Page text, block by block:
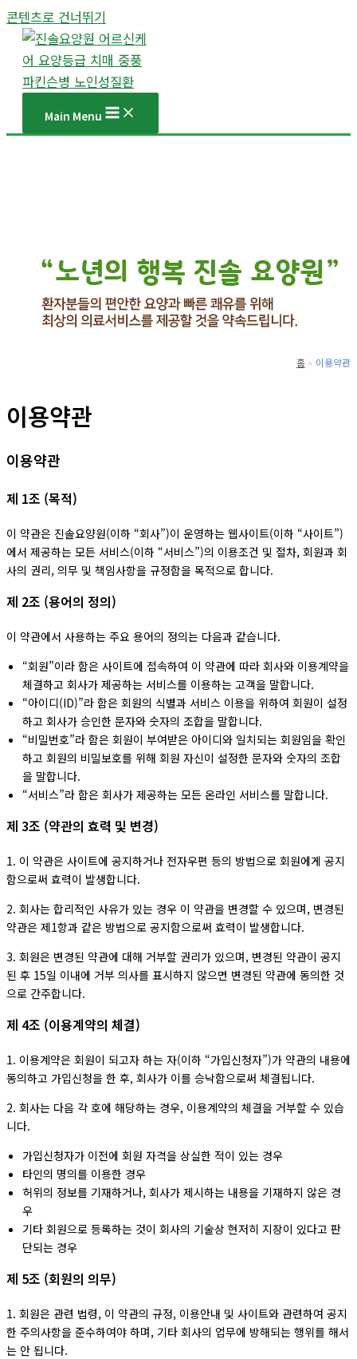
콘텐츠로 건너뛰기
Main Menu
홈 이용약관
이용약관
이용약관
제 1조 (목적)
이 약관은 진솔요양원(이하 “회사”)이 운영하는 웹사이트(이하 “사이트”)
에서 제공하는 모든 서비스(이하 “서비스”)의 이용조건 및 절차, 회원과 회
사의 권리, 의무 및 책임사항을 규정함을 목적으로 합니다.
제 2조 (용어의 정의)
이 약관에서 사용하는 주요 용어의 정의는 다음과 같습니다.
“회원”이라 함은 사이트에 접속하여 이 약관에 따라 회사와 이용계약을
체결하고 회사가 제공하는 서비스를 이용하는 고객을 말합니다.
“아이디(ID)”라 함은 회원의 식별과 서비스 이용을 위하여 회원이 설정
하고 회사가 승인한 문자와 숫자의 조합을 말합니다.
“비밀번호”라 함은 회원이 부여받은 아이디와 일치되는 회원임을 확인
하고 회원의 비밀보호를 위해 회원 자신이 설정한 문자와 숫자의 조합
을 말합니다.
“서비스”라 함은 회사가 제공하는 모든 온라인 서비스를 말합니다.
제 3조 (약관의 효력 및 변경)
1. 이 약관은 사이트에 공지하거나 전자우편 등의 방법으로 회원에게 공지
함으로써 효력이 발생합니다.
2. 회사는 합리적인 사유가 있는 경우 이 약관을 변경할 수 있으며, 변경된
약관은 제1항과 같은 방법으로 공지함으로써 효력이 발생합니다.
3. 회원은 변경된 약관에 대해 거부할 권리가 있으며, 변경된 약관이 공지
된 후 15일 이내에 거부 의사를 표시하지 않으면 변경된 약관에 동의한 것
으로 간주합니다.
제 4조 (이용계약의 체결)
1. 이용계약은 회원이 되고자 하는 자(이하 “가입신청자”)가 약관의 내용에
동의하고 가입신청을 한 후, 회사가 이를 승낙함으로써 체결됩니다.
2. 회사는 다음 각 호에 해당하는 경우, 이용계약의 체결을 거부할 수 있습
니다.
가입신청자가 이전에 회원 자격을 상실한 적이 있는 경우
타인의 명의를 이용한 경우
허위의 정보를 기재하거나, 회사가 제시하는 내용을 기재하지 않은 경
우
기타 회원으로 등록하는 것이 회사의 기술상 현저히 지장이 있다고 판
단되는 경우
제 5조 (회원의 의무)
1. 회원은 관련 법령, 이 약관의 규정, 이용안내 및 사이트와 관련하여 공지
한 주의사항을 준수하여야 하며, 기타 회사의 업무에 방해되는 행위를 해서
는 안 됩니다.